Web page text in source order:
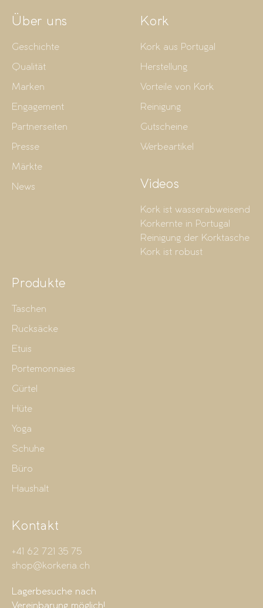
Über uns
Geschichte
Qualität
Marken
Engagement
Partnerseiten
Presse
Märkte
News
Kork
Kork aus Portugal
Herstellung
Vorteile von Kork
Reinigung
Gutscheine
Werbeartikel
Videos
Kork ist wasserabweisend
Korkernte in Portugal
Reinigung der Korktasche
Kork ist robust
Produkte
Taschen
Rucksäcke
Etuis
Portemonnaies
Gürtel
Hüte
Yoga
Schuhe
Büro
Haushalt
Kontakt
+41 62 721 35 75
shop@korkeria.ch
Lagerbesuche nach
Vereinbarung möglich!